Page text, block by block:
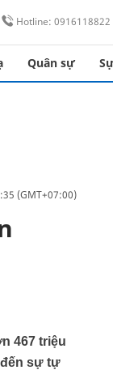
Hotline: 0916118822
Quân sự
(GMT+07:00)
467 triệu
sự tự